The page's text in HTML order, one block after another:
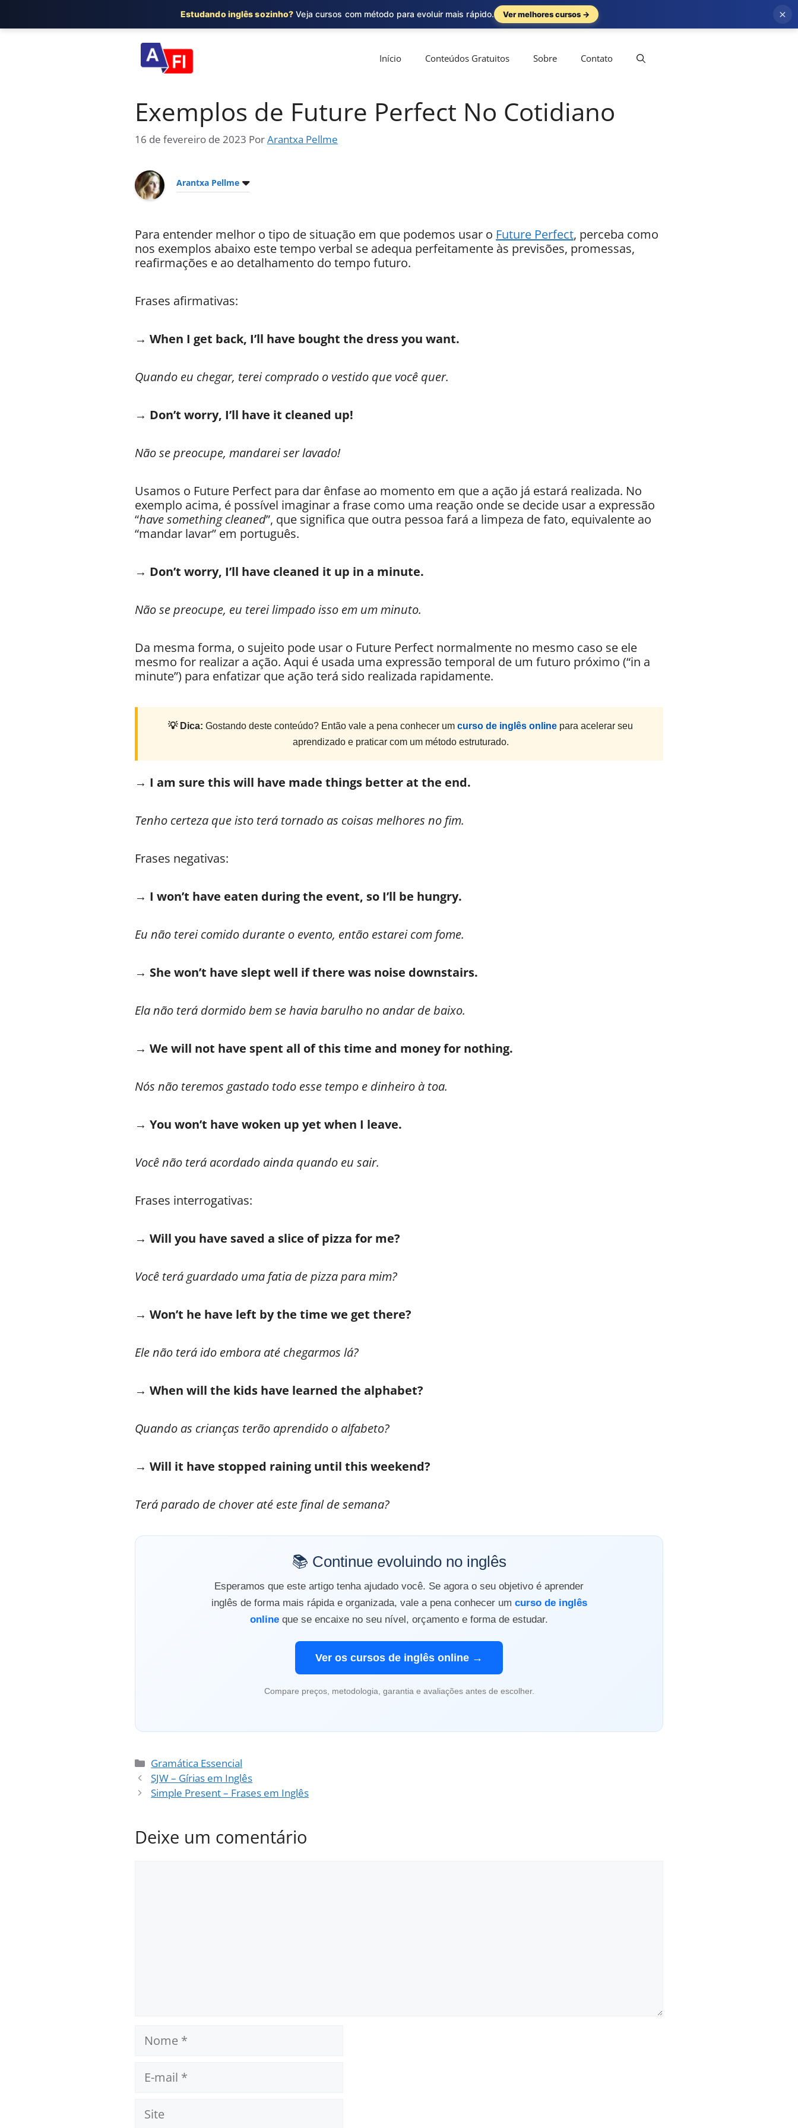
Início Conteúdos Gratuitos Sobre Contato
Exemplos de Future Perfect No Cotidiano
16 de fevereiro de 2023 PorArantxa Pellme
Arantxa Pellme
Para entender melhor o tipo de situação em que podemos usar o Future Perfect, perceba como
nos exemplos abaixo este tempo verbal se adequa perfeitamente às previsões, promessas,
reafirmações e ao detalhamento do tempo futuro.
Frases afirmativas:
→ When I get back, I’ll have bought the dress you want.
Quando eu chegar, terei comprado o vestido que você quer.
→ Don’t worry, I’ll have it cleaned up!
Não se preocupe, mandarei ser lavado!
Usamos o Future Perfect para dar ênfase ao momento em que a ação já estará realizada. No
exemplo acima, é possível imaginar a frase como uma reação onde se decide usar a expressão
“have something cleaned”, que significa que outra pessoa fará a limpeza de fato, equivalente ao
“mandar lavar” em português.
→ Don’t worry, I’ll have cleaned it up in a minute.
Não se preocupe, eu terei limpado isso em um minuto.
Da mesma forma, o sujeito pode usar o Future Perfect normalmente no mesmo caso se ele
mesmo for realizar a ação. Aqui é usada uma expressão temporal de um futuro próximo (“in a
minute”) para enfatizar que ação terá sido realizada rapidamente.
💡 Dica: Gostando deste conteúdo? Então vale a pena conhecer um curso de inglês online para acelerar seu
aprendizado e praticar com um método estruturado.
→ I am sure this will have made things better at the end.
Tenho certeza que isto terá tornado as coisas melhores no fim.
Frases negativas:
→ I won’t have eaten during the event, so I’ll be hungry.
Eu não terei comido durante o evento, então estarei com fome.
→ She won’t have slept well if there was noise downstairs.
Ela não terá dormido bem se havia barulho no andar de baixo.
→ We will not have spent all of this time and money for nothing.
Nós não teremos gastado todo esse tempo e dinheiro à toa.
→ You won’t have woken up yet when I leave.
Você não terá acordado ainda quando eu sair.
Frases interrogativas:
→ Will you have saved a slice of pizza for me?
Você terá guardado uma fatia de pizza para mim?
→ Won’t he have left by the time we get there?
Ele não terá ido embora até chegarmos lá?
→ When will the kids have learned the alphabet?
Quando as crianças terão aprendido o alfabeto?
→ Will it have stopped raining until this weekend?
Terá parado de chover até este final de semana?
📚 Continue evoluindo no inglês
Esperamos que este artigo tenha ajudado você. Se agora o seu objetivo é aprender
inglês de forma mais rápida e organizada, vale a pena conhecer um curso de inglês
online que se encaixe no seu nível, orçamento e forma de estudar.
Ver os cursos de inglês online →
Compare preços, metodologia, garantia e avaliações antes de escolher.
Categorias
Gramática Essencial
SJW – Gírias em Inglês
Simple Present – Frases em Inglês
Deixe um comentário
mail
Estudando inglês sozinho? Veja cursos com método para evoluir mais rápido. Ver melhores cursos → ×